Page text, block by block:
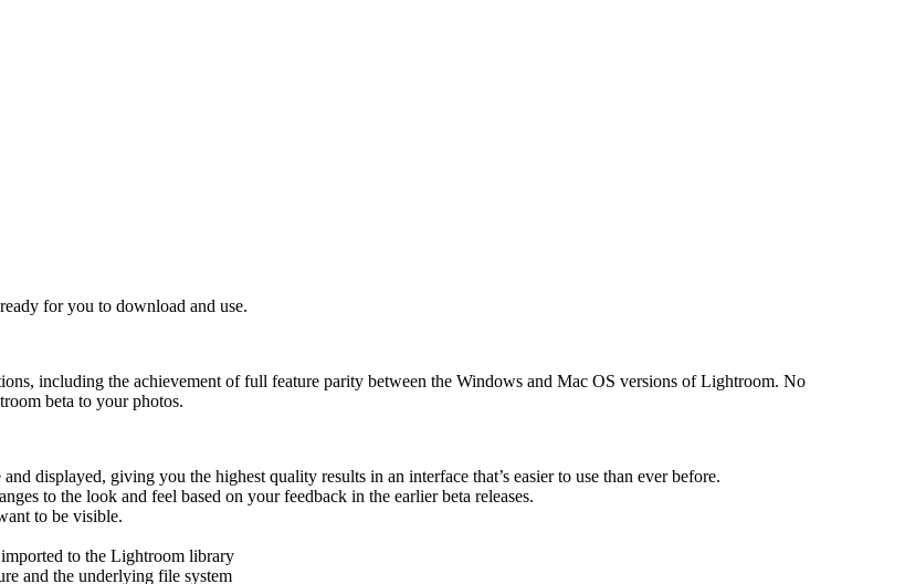
for you to download and use.
including the achievement of full feature parity between the Windows and Mac OS versions of Lightroom. No
beta to your photos.
displayed, giving you the highest quality results in an interface that’s easier to use than ever before.
to the look and feel based on your feedback in the earlier beta releases.
to be visible.
to the Lightroom library
and the underlying file system